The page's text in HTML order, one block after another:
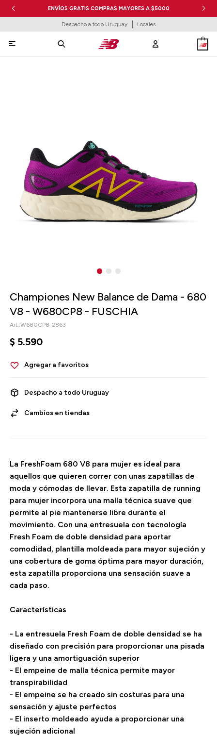
ENVÍOS GRATIS COMPRAS MAYORES A $5000
Despacho a todo Uruguay Locales

Championes New Balance de Dama - 680
V8 - W680CP8 - FUSCHIA
W680CP8-2863
$ 5.590
Despacho a todo Uruguay
Cambios en tiendas
La FreshFoam 680 V8 para mujer es ideal para
aquellos que quieren correr con unas zapatillas de
moda y cómodas de llevar. Esta zapatilla de running
para mujer incorpora una malla técnica suave que
permite al pie mantenerse libre durante el
movimiento. Con una entresuela con tecnología
Fresh Foam de doble densidad para aportar
comodidad, plantilla moldeada para mayor sujeción y
una cobertura de goma óptima para mayor duración,
esta zapatilla proporciona una sensación suave a
cada paso.
Características
- La entresuela Fresh Foam de doble densidad se ha
diseñado con precisión para proporcionar una pisada
ligera y una amortiguación superior
- El empeine de malla técnica permite mayor
transpirabilidad
- El empeine se ha creado sin costuras para una
sensación y ajuste perfectos
- El inserto moldeado ayuda a proporcionar una
sujeción adicional